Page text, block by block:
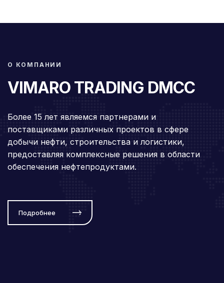
О КОМПАНИИ
VIMARO TRADING DMCC
Более 15 лет являемся партнерами и
поставщиками различных проектов в сфере
добычи нефти, строительства и логистики,
предоставляя комплексные решения в области
обеспечения нефтепродуктами.
Подробнее